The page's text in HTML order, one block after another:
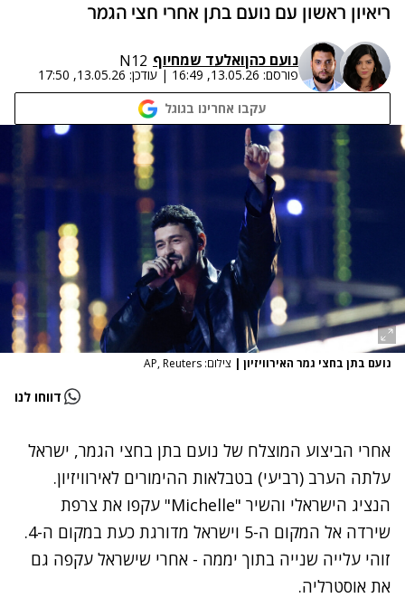
ריאיון ראשון עם נועם בתן אחרי חצי הגמר
נועם כהןואלעד שמחיוף N12
פורסם: 13.05.26, 16:49
|עודכן: 13.05.26, 17:50
עקבו אחרינו בגוגל
נועם בתן בחצי גמר האירוויזיון | צילום: AP, Reuters
דווחו לנו
אחרי הביצוע המוצלח של נועם בתן בחצי הגמר, ישראל
עלתה הערב (רביעי) בטבלאות ההימורים לאירוויזיון.
הנציג הישראלי והשיר "Michelle" עקפו את צרפת
שירדה אל המקום ה-5 וישראל מדורגת כעת במקום ה-4.
זוהי עלייה שנייה בתוך יממה - אחרי שישראל עקפה גם
את אוסטרליה.